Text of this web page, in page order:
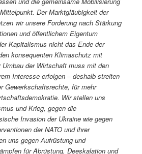
Der Marktgläubigkeit der
wir unsere Forderung nach Stärkung
und öffentlichem Eigentum
Kapitalismus nicht das Ende der
konsequenten Klimaschutz mit
der Wirtschaft muss mit den
Interesse erfolgen – deshalb streiten
Gewerkschaftsrechte, für mehr
Wir stellen uns
und Krieg, gegen die
Invasion der Ukraine wie gegen
der NATO und ihrer
uns gegen Aufrüstung und
für Abrüstung, Deeskalation und